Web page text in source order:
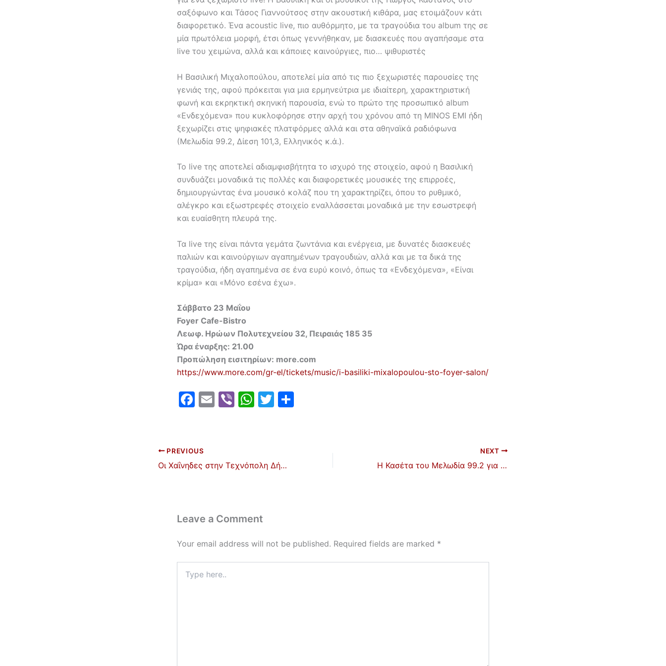
σαξόφωνο και Τάσος Γιαννούτσος στην ακουστική κιθάρα, μας ετοιμάζουν κάτι
διαφορετικό. Ένα acoustic live, πιο αυθόρμητο, με τα τραγούδια του album της σε
μία πρωτόλεια μορφή, έτσι όπως γεννήθηκαν, με διασκευές που αγαπήσαμε στα
live του χειμώνα, αλλά και κάποιες καινούργιες, πιο… ψιθυριστές
Η Βασιλική Μιχαλοπούλου, αποτελεί μία από τις πιο ξεχωριστές παρουσίες της
γενιάς της, αφού πρόκειται για μια ερμηνεύτρια με ιδιαίτερη, χαρακτηριστική
φωνή και εκρηκτική σκηνική παρουσία, ενώ το πρώτο της προσωπικό album
«Ενδεχόμενα» που κυκλοφόρησε στην αρχή του χρόνου από τη MINOS EMI ήδη
ξεχωρίζει στις ψηφιακές πλατφόρμες αλλά και στα αθηναϊκά ραδιόφωνα
(Μελωδία 99.2, Δίεση 101,3, Ελληνικός κ.ά.).
Το live της αποτελεί αδιαμφισβήτητα το ισχυρό της στοιχείο, αφού η Βασιλική
συνδυάζει μοναδικά τις πολλές και διαφορετικές μουσικές της επιρροές,
δημιουργώντας ένα μουσικό κολάζ που τη χαρακτηρίζει, όπου το ρυθμικό,
αλέγκρο και εξωστρεφές στοιχείο εναλλάσσεται μοναδικά με την εσωστρεφή
και ευαίσθητη πλευρά της.
Τα live της είναι πάντα γεμάτα ζωντάνια και ενέργεια, με δυνατές διασκευές
παλιών και καινούργιων αγαπημένων τραγουδιών, αλλά και με τα δικά της
τραγούδια, ήδη αγαπημένα σε ένα ευρύ κοινό, όπως τα «Ενδεχόμενα», «Είναι
κρίμα» και «Μόνο εσένα έχω».
Σάββατο 23 Μαΐου
Foyer Cafe-Bistro
Λεωφ. Ηρώων Πολυτεχνείου 32, Πειραιάς 185 35
Ώρα έναρξης: 21.00
Προπώληση εισιτηρίων: more.com
https://www.more.com/gr-el/tickets/music/i-basiliki-mixalopoulou-sto-foyer-salon/
F
e
b
E
Vi W
A
T
PREVIOUS
Οι Χαΐνηδες στην Τεχνόπολη Δήμου Αθηναίων
NEXT
Η Κασέτα του Μελωδία 99.2 για τον ΓΙΑΝΝΗ ΣΠΑΝΟ- νέα ημερομηνία 12 Ιουλίου
Leave a Comment
Your email address will not be published. Required fields are marked *
here..